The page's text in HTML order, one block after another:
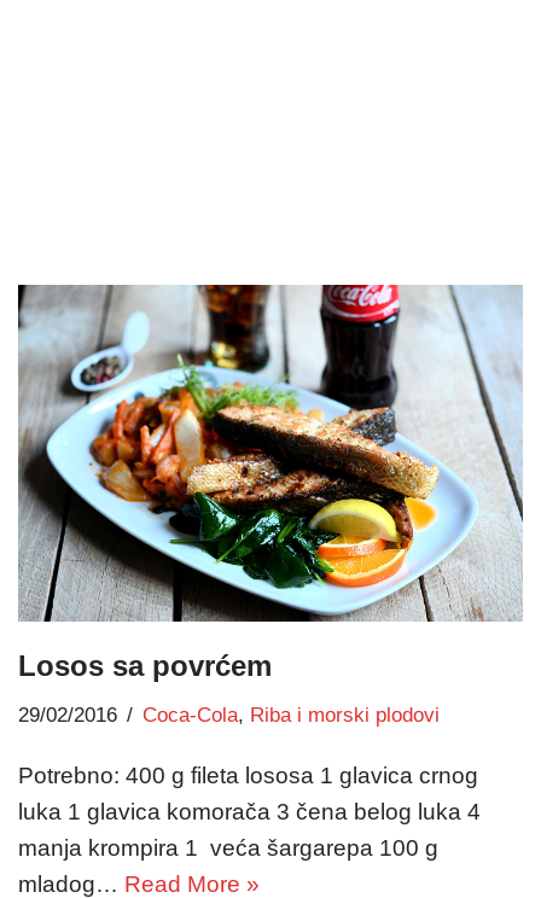
Losos sa povrćem
29/02/2016 Coca-Cola, Riba i morski plodovi
Potrebno: 400 g fileta lososa 1 glavica crnog
luka 1 glavica komorača 3 čena belog luka 4
manja krompira 1 veća šargarepa 100 g
mladog… Read More »